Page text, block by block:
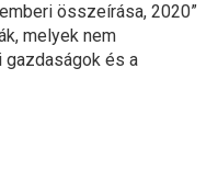
összeírása, 2020”
melyek nem
gazdaságok és a